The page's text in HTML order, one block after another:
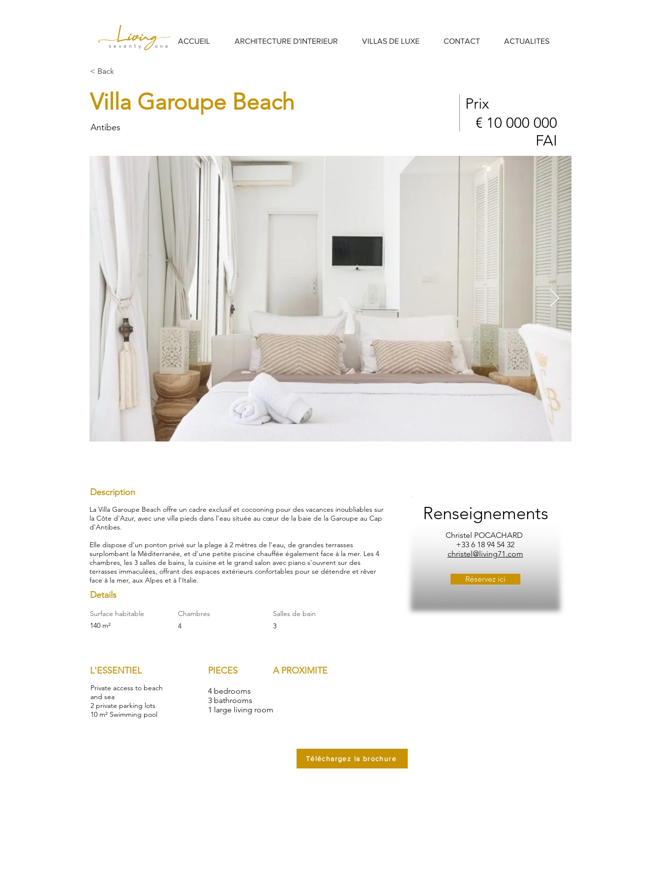
ACCUEIL ARCHITECTURE D'INTERIEUR VILLAS DE LUXE CONTACT ACTUALITES
< Back
Villa Garoupe Beach
Antibes
€ 10 000 000
FAI
Prix
Description
La Villa Garoupe Beach offre un cadre exclusif et cocooning pour des vacances inoubliables sur
la Côte d'Azur, avec une villa pieds dans l'eau située au cœur de la baie de la Garoupe au Cap
d'Antibes.
Elle dispose d'un ponton privé sur la plage à 2 mètres de l'eau, de grandes terrasses
surplombant la Méditerranée, et d'une petite piscine chauffée également face à la mer. Les 4
chambres, les 3 salles de bains, la cuisine et le grand salon avec piano s'ouvrent sur des
terrasses immaculées, offrant des espaces extérieurs confortables pour se détendre et rêver
face à la mer, aux Alpes et à l'Italie.
Details
Surface habitable
140 m²
Chambres
4
Salles de bain
3
L'ESSENTIEL
Private access to beach
and sea
2 private parking lots
10 m² Swimming pool
PIECES A PROXIMITE
4 bedrooms
3 bathrooms
1 large living room
Renseignements
Christel POCACHARD
+33 6 18 94 54 32
christel@living71.com
Réservez ici
Téléchargez la brochure